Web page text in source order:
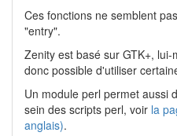
Ces fonctions ne semblent
"entry".
Zenity est basé sur GTK+,
donc possible d'utiliser
Un module perl permet aussi
sein des scripts perl, voir la
anglais).